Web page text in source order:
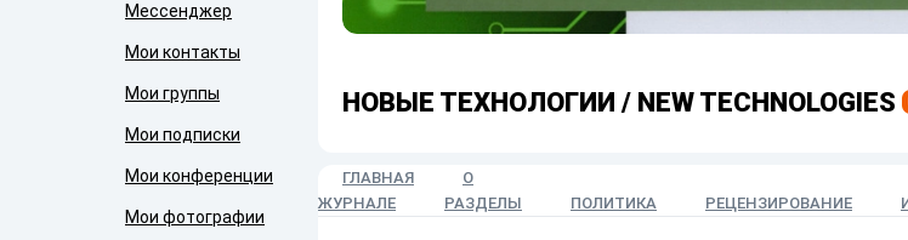
Мессенджер
Мои контакты
Мои группы
Мои подписки
Мои конференции
Мои фотографии
НОВЫЕ ТЕХНОЛОГИИ / NEW TECHNOLOGIES
ГЛАВНАЯ
О
ЖУРНАЛЕ
РАЗДЕЛЫ ПОЛИТИКА РЕЦЕНЗИРОВАНИЕ